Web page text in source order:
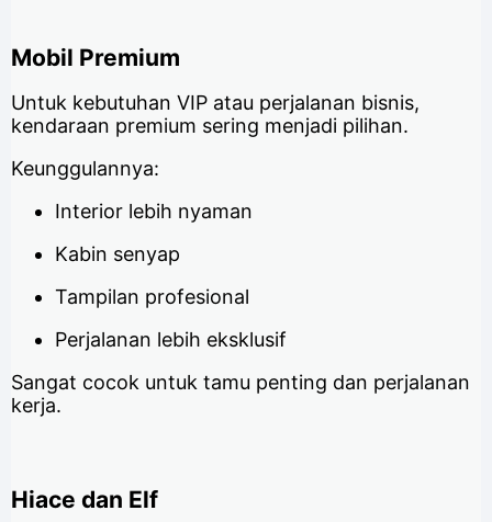
Mobil Premium
Untuk kebutuhan VIP atau perjalanan bisnis,
kendaraan premium sering menjadi pilihan.
Keunggulannya:
Interior lebih nyaman
Kabin senyap
Tampilan profesional
Perjalanan lebih eksklusif
Sangat cocok untuk tamu penting dan perjalanan
kerja.
Hiace dan Elf